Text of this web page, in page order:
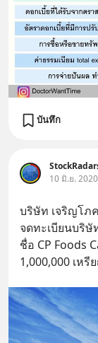
บันทึก
10 มิ.ย.
บริษัท เจริญโภ
จดทะเบียนบริ
ชื่อ CP Foods
1,000,000 เห